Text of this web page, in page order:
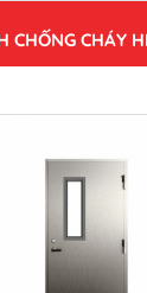
CHỐNG CHÁY